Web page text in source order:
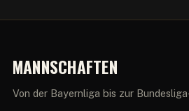
MANNSCHAFTEN
Von der Bayernliga bis zur